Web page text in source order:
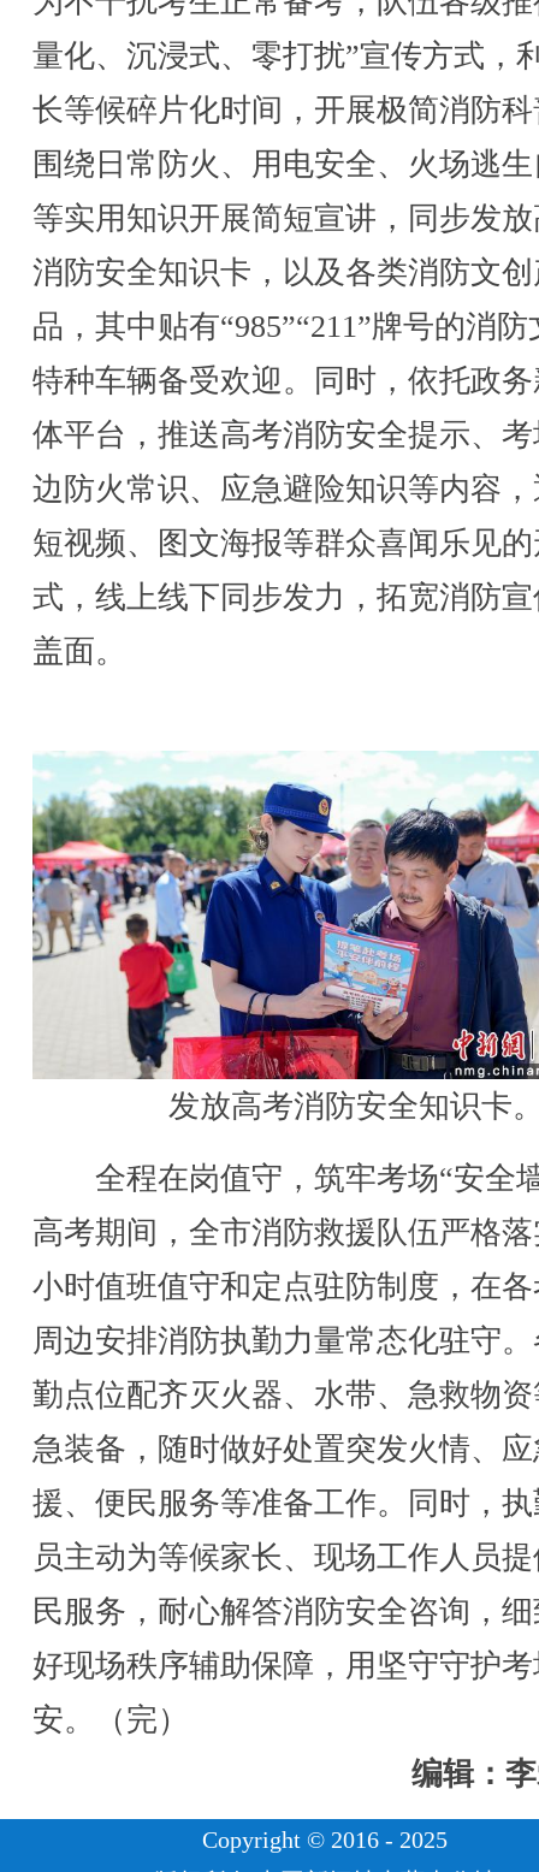
量化、沉浸式、零打扰”宣传方式，
长等候碎片化时间，开展极简消防
围绕日常防火、用电安全、火场逃
等实用知识开展简短宣讲，同步发
消防安全知识卡，以及各类消防文
品，其中贴有“985”“211”牌号的消防
特种车辆备受欢迎。同时，依托政
体平台，推送高考消防安全提示、
边防火常识、应急避险知识等内容
短视频、图文海报等群众喜闻乐见
式，线上线下同步发力，拓宽消防
盖面。
发放高考消防安全知识卡
全程在岗值守，筑牢考场“安全
高考期间，全市消防救援队伍严格落
小时值班值守和定点驻防制度，在
周边安排消防执勤力量常态化驻守
勤点位配齐灭火器、水带、急救物
急装备，随时做好处置突发火情、
援、便民服务等准备工作。同时，
员主动为等候家长、现场工作人员
民服务，耐心解答消防安全咨询，
好现场秩序辅助保障，用坚守守护
安。（完）
编辑：
Copyright © 2016 - 2025